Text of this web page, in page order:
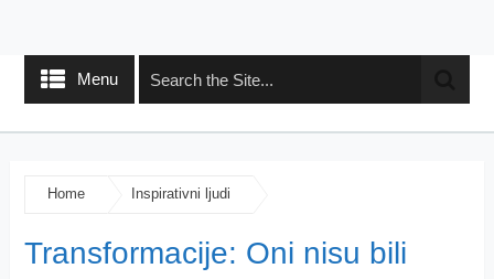
Menu
Home Inspirativni ljudi
Transformacije: Oni nisu bili